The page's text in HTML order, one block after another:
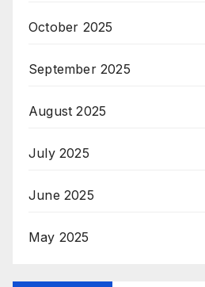
October 2025
September 2025
August 2025
July 2025
June 2025
May 2025